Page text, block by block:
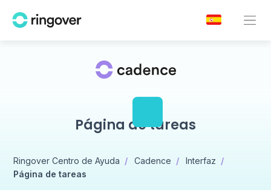
Página de tareas
Ringover Centro de Ayuda Cadence
Interfaz
Página de tareas